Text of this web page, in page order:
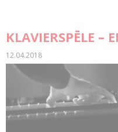
KLAVIERSPĒLE –
12.04.2018